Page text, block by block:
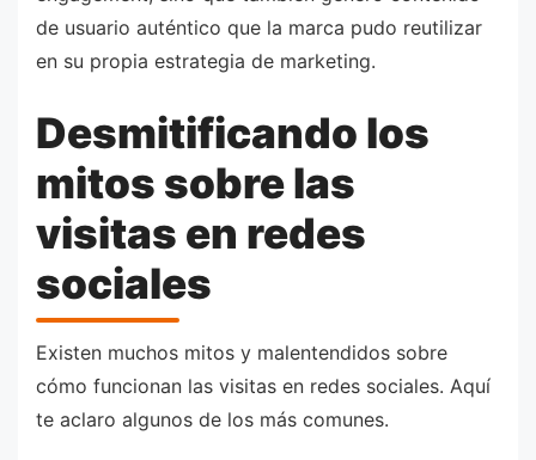
de usuario auténtico que la marca pudo reutilizar
en su propia estrategia de marketing.
Desmitificando los
mitos sobre las
visitas en redes
sociales
Existen muchos mitos y malentendidos sobre
cómo funcionan las visitas en redes sociales. Aquí
te aclaro algunos de los más comunes.